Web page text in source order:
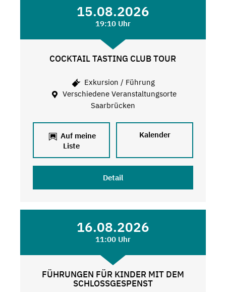
15.08.2026
19:10 Uhr
COCKTAIL TASTING CLUB TOUR
Exkursion / Führung
Verschiedene Veranstaltungsorte
Saarbrücken
Auf meine
Liste
Kalender
Detail
16.08.2026
11:00 Uhr
FÜHRUNGEN FÜR KINDER MIT DEM
SCHLOSSGESPENST